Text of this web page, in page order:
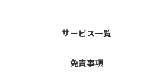
サービス一覧
免責事項